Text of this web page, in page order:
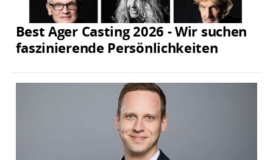
Best Ager Casting 2026 - Wir suchen
faszinierende Persönlichkeiten